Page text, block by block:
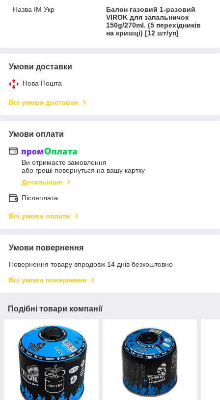
Назва ІМ Укр
Балон газовий 1-разовий
VIROK для запальничок
150g/270ml. (5 перехідників
на кришці) [12 шт/уп]
Умови доставки
Нова Пошта
Всі умови доставки
Умови оплати
Ви отримаєте замовлення
або гроші повернуться на вашу картку
Детальніше
Післяплата
Всі умови оплати
Умови повернення
Повернення товару впродовж 14 днів безкоштовно
Всі умови повернення
Подібні товари компанії